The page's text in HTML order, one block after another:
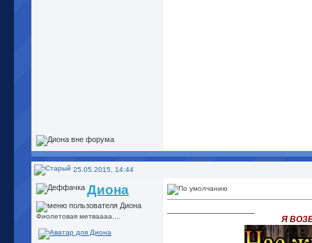
25.05.2015, 14:44
Диона
Фиолетовая метваааа....
Я